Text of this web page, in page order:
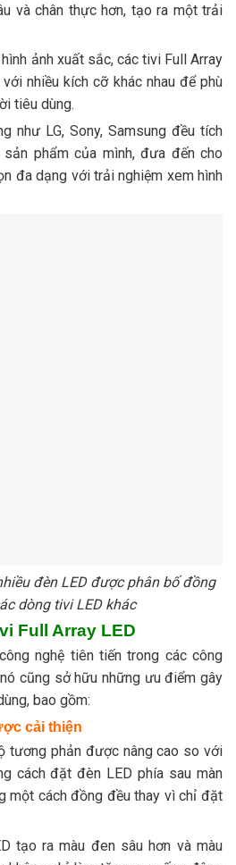
và chân thực hơn, tạo ra một trải
ảnh xuất sắc, các tivi Full Array
nhiều kích cỡ khác nhau để phù
tiêu dùng.
như LG, Sony, Samsung đều tích
phẩm của mình, đưa đến cho
đa dạng với trải nghiệm xem hình
đèn LED được phân bố đồng
dòng tivi LED khác
Full Array LED
nghệ tiên tiến trong các công
cũng sở hữu những ưu điểm gây
bao gồm:
cải thiện
tương phản được nâng cao so với
cách đặt đèn LED phía sau màn
một cách đồng đều thay vì chỉ đặt
tạo ra màu đen sâu hơn và màu